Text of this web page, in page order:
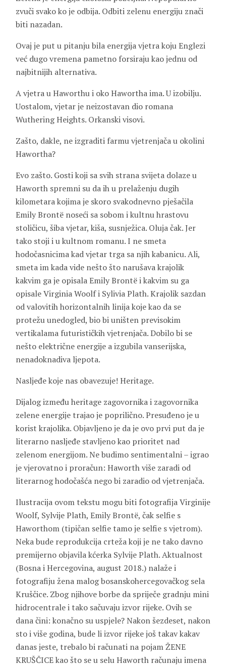
zvuči svako ko je odbija. Odbiti zelenu energiju znači
biti nazadan.
Ovaj je put u pitanju bila energija vjetra koju Englezi
već dugo vremena pametno forsiraju kao jednu od
najbitnijih alternativa.
A vjetra u Haworthu i oko Hawortha ima. U izobilju.
Uostalom, vjetar je neizostavan dio romana
Wuthering Heights. Orkanski visovi.
Zašto, dakle, ne izgraditi farmu vjetrenjača u okolini
Hawortha?
Evo zašto. Gosti koji sa svih strana svijeta dolaze u
Haworth spremni su da ih u prelaženju dugih
kilometara kojima je skoro svakodnevno pješačila
Emily Brontë noseći sa sobom i kultnu hrastovu
stoličicu, šiba vjetar, kiša, susnježica. Oluja čak. Jer
tako stoji i u kultnom romanu. I ne smeta
hodočasnicima kad vjetar trga sa njih kabanicu. Ali,
smeta im kada vide nešto što narušava krajolik
kakvim ga je opisala Emily Brontë i kakvim su ga
opisale Virginia Woolf i Sylivia Plath. Krajolik sazdan
od valovitih horizontalnih linija koje kao da se
protežu unedogled, bio bi uništen previsokim
vertikalama futurističkih vjetrenjača. Dobilo bi se
nešto električne energije a izgubila vanserijska,
nenadoknadiva ljepota.
Nasljeđe koje nas obavezuje! Heritage.
Dijalog između heritage zagovornika i zagovornika
zelene energije trajao je poprilično. Presuđeno je u
korist krajolika. Objavljeno je da je ovo prvi put da je
literarno nasljeđe stavljeno kao prioritet nad
zelenom energijom. Ne budimo sentimentalni – igrao
je vjerovatno i proračun: Haworth više zaradi od
literarnog hodočašća nego bi zaradio od vjetrenjača.
Ilustracija ovom tekstu mogu biti fotografija Virginije
Woolf, Sylvije Plath, Emily Brontë, čak selfie s
Haworthom (tipičan selfie tamo je selfie s vjetrom).
Neka bude reprodukcija crteža koji je ne tako davno
premijerno objavila kćerka Sylvije Plath. Aktualnost
(Bosna i Hercegovina, august 2018.) nalaže i
fotografiju žena malog bosanskohercegovačkog sela
Kruščice. Zbog njihove borbe da spriječe gradnju mini
hidrocentrale i tako sačuvaju izvor rijeke. Ovih se
dana čini: konačno su uspjele? Nakon šezdeset, nakon
sto i više godina, bude li izvor rijeke još takav kakav
danas jeste, trebalo bi računati na pojam ŽENE
KRUŠČICE kao što se u selu Haworth računaju imena